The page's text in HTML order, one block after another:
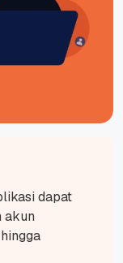
dapat
akun